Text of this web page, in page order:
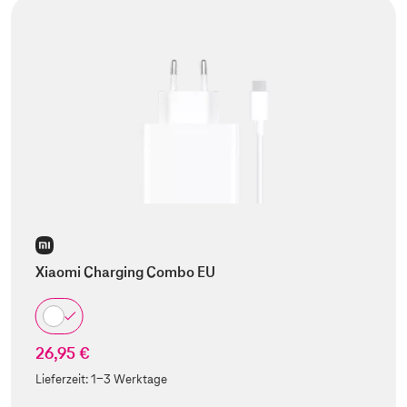
Xiaomi Charging Combo EU
26,95 €
Lieferzeit:1-3 Werktage